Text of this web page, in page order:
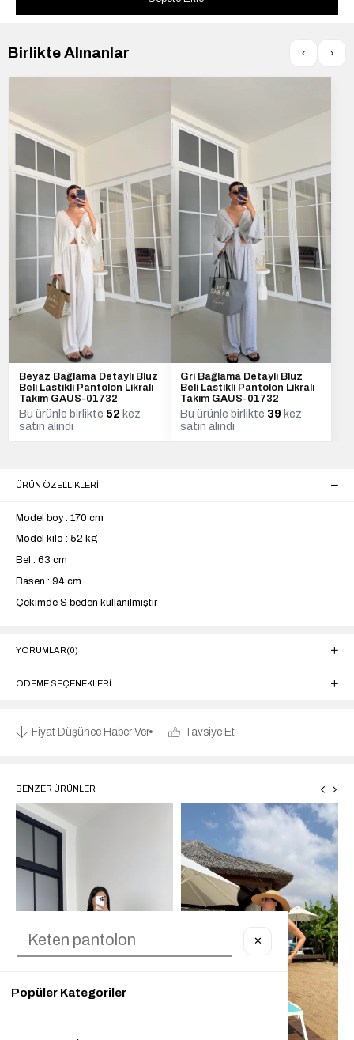
Birlikte Alınanlar ‹ ›
Beyaz Bağlama Detaylı Bluz
Beli Lastikli Pantolon Likralı
Takım GAUS-01732
Bu ürünle birlikte 52 kez
satın alındı
Gri Bağlama Detaylı Bluz
Beli Lastikli Pantolon Likralı
Takım GAUS-01732
Bu ürünle birlikte 39 kez
satın alındı
ÜRÜN ÖZELLIKLERI
Model boy : 170 cm
Model kilo : 52 kg
Bel : 63 cm
Basen : 94 cm
Çekimde S beden kullanılmıştır
YORUMLAR(0)
ÖDEME SEÇENEKLERI
Fiyat Düşünce Haber Ver Tavsiye Et
BENZER ÜRÜNLER
✕
Popüler Kategoriler